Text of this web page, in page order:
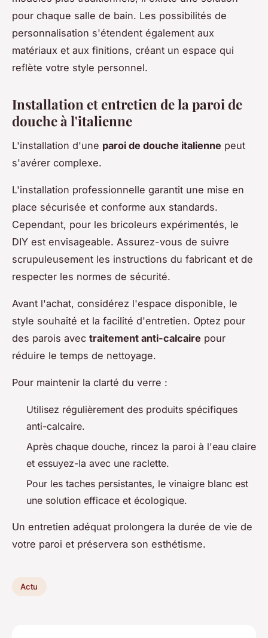
pour chaque salle de bain. Les possibilités de
personnalisation s'étendent également aux
matériaux et aux finitions, créant un espace qui
reflète votre style personnel.
Installation et entretien de la paroi de
douche à l'italienne
L'installation d'une paroi de douche italienne peut
s'avérer complexe.
L'installation professionnelle garantit une mise en
place sécurisée et conforme aux standards.
Cependant, pour les bricoleurs expérimentés, le
DIY est envisageable. Assurez-vous de suivre
scrupuleusement les instructions du fabricant et de
respecter les normes de sécurité.
Avant l'achat, considérez l'espace disponible, le
style souhaité et la facilité d'entretien. Optez pour
des parois avec traitement anti-calcaire pour
réduire le temps de nettoyage.
Pour maintenir la clarté du verre :
Utilisez régulièrement des produits spécifiques
anti-calcaire.
Après chaque douche, rincez la paroi à l'eau claire
et essuyez-la avec une raclette.
Pour les taches persistantes, le vinaigre blanc est
une solution efficace et écologique.
Un entretien adéquat prolongera la durée de vie de
votre paroi et préservera son esthétisme.
Actu